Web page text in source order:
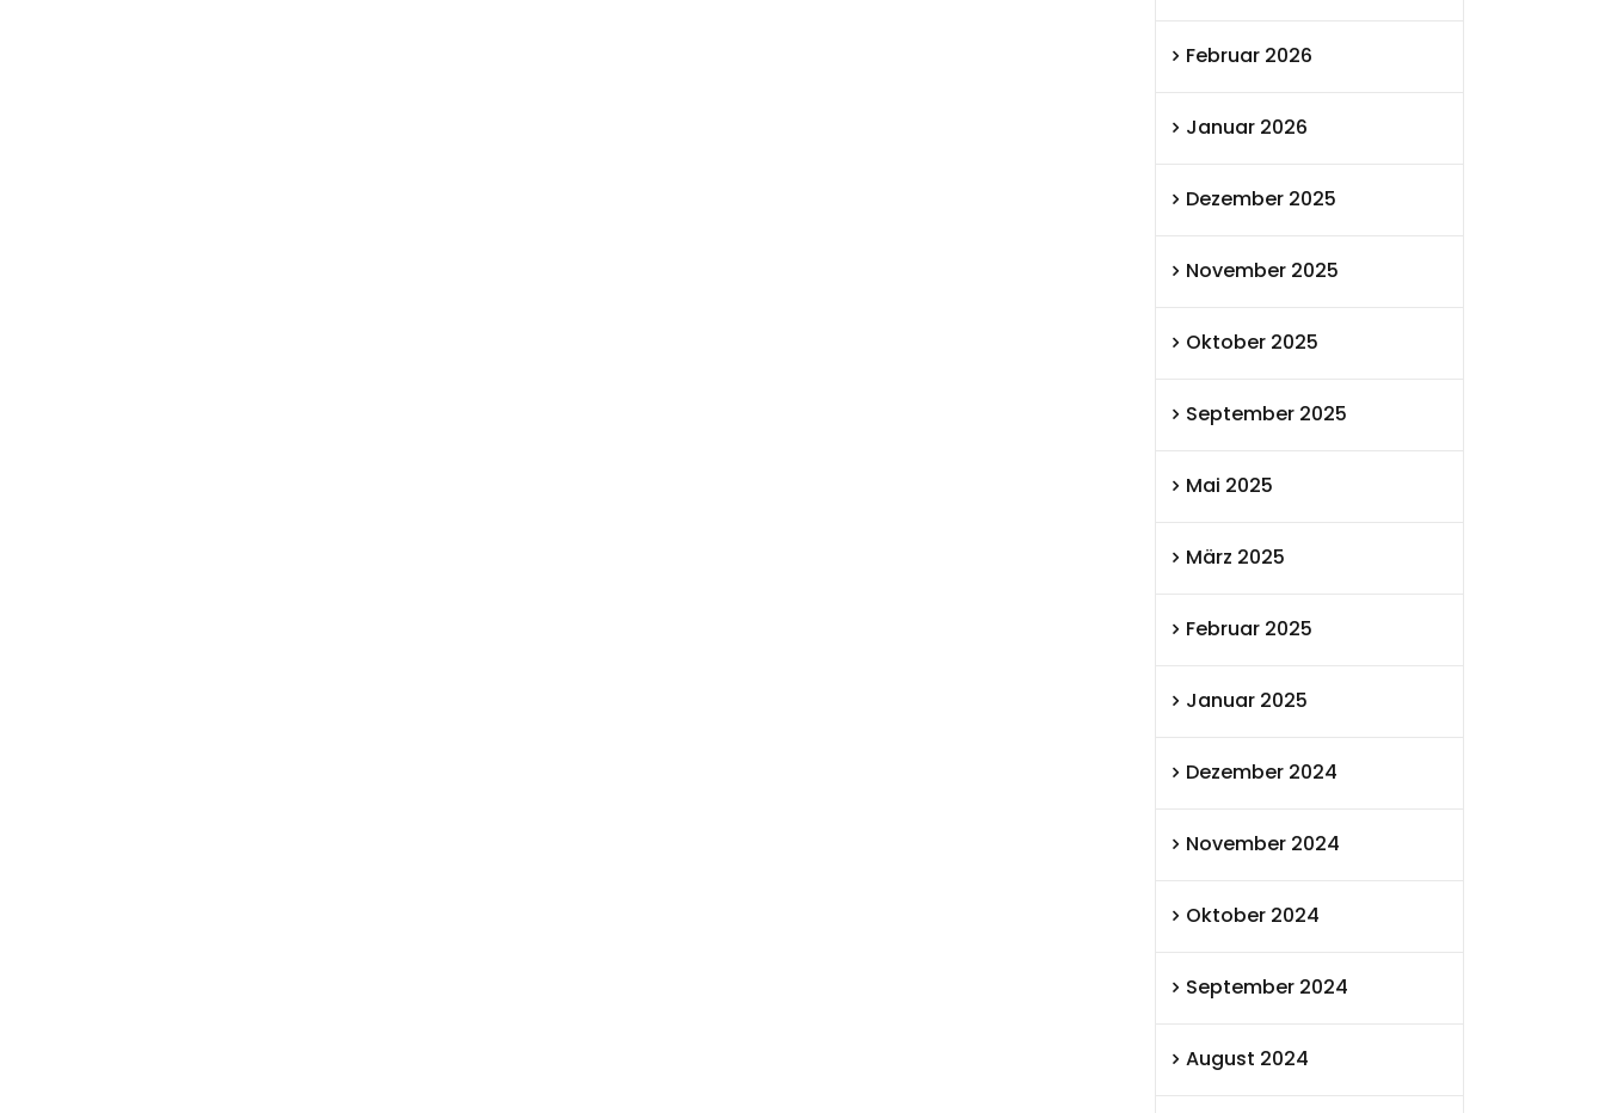
Februar 2026
Januar 2026
Dezember 2025
November 2025
Oktober 2025
September 2025
Mai 2025
März 2025
Februar 2025
Januar 2025
Dezember 2024
November 2024
Oktober 2024
September 2024
August 2024